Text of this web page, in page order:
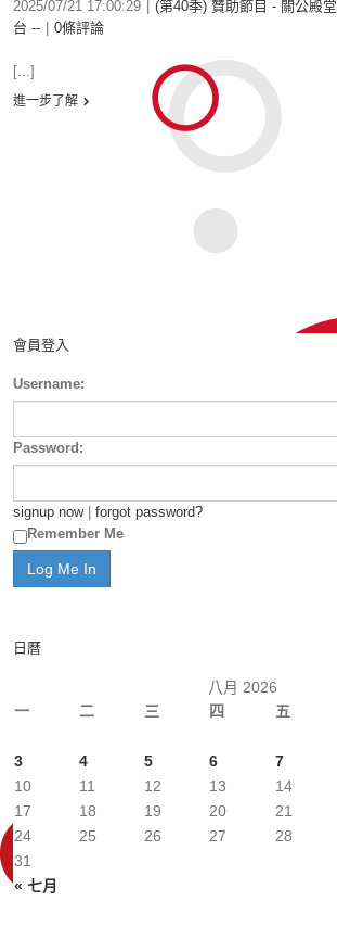
2025/07/21 17:00:29 (第40季) 贊助節目 - 關公殿堂
台 --
0條評論
[...]
進一步了解
會員登入
Username:
Password:
signup now| forgot password?
Remember Me
日曆
八月 2026
一
二 三 四 五
« 七月
3
4 5 6 7
10
11 12 13 14
17
18 19 20 21
24
25 26 27 28
31